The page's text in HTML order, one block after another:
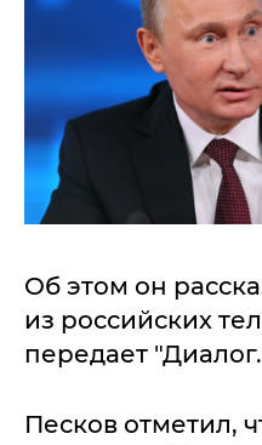
Об этом он
из российских
передает
Песков отметил,